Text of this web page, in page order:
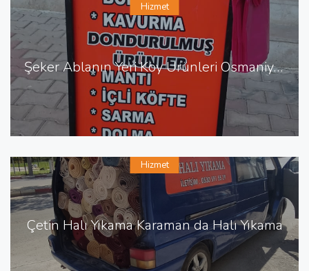
Şeker Ablanın Yeri Köy Ürünleri Osmaniye de Köy Ürünleri
Hizmet
Çetin Halı Yıkama Karaman da Halı Yıkama
Hizmet